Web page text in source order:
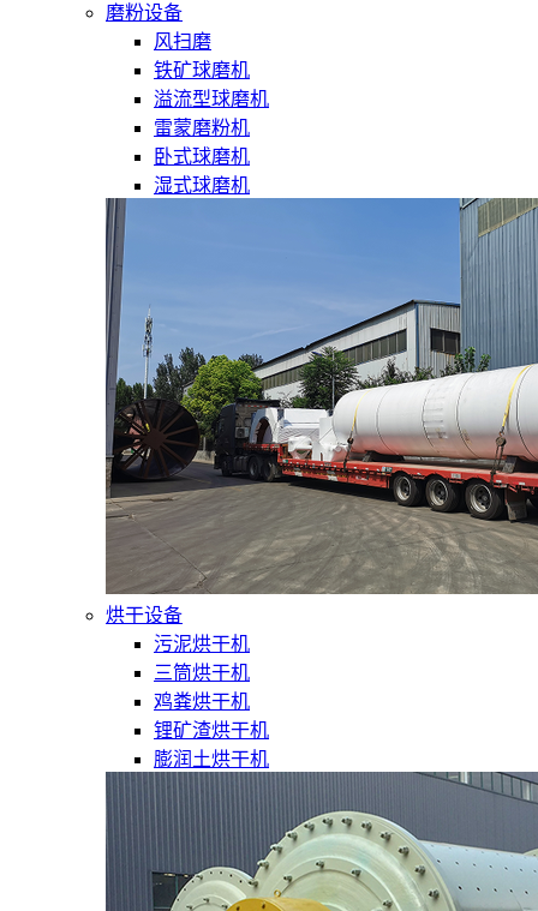
磨粉设备
风扫磨
铁矿球磨机
溢流型球磨机
雷蒙磨粉机
卧式球磨机
湿式球磨机
烘干设备
污泥烘干机
三筒烘干机
鸡粪烘干机
锂矿渣烘干机
膨润土烘干机